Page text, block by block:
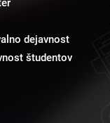
dejavnost
študentov